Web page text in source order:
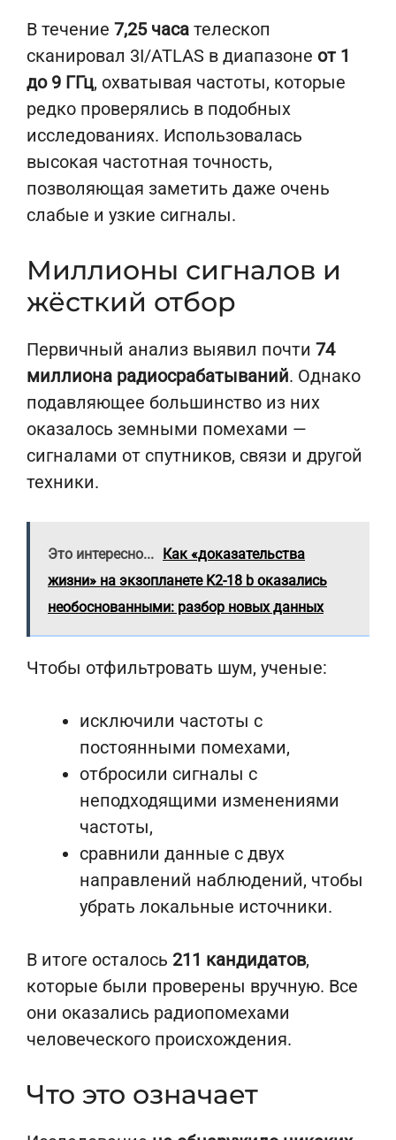
В течение 7,25 часа телескоп
сканировал 3I/ATLAS в диапазоне от 1
до 9 ГГц, охватывая частоты, которые
редко проверялись в подобных
исследованиях. Использовалась
высокая частотная точность,
позволяющая заметить даже очень
слабые и узкие сигналы.
Миллионы сигналов и
жёсткий отбор
Первичный анализ выявил почти 74
миллиона радиосрабатываний. Однако
подавляющее большинство из них
оказалось земными помехами —
сигналами от спутников, связи и другой
техники.
Это интересно... Как «доказательства
жизни» на экзопланете K2-18 b оказались
необоснованными: разбор новых данных
Чтобы отфильтровать шум, ученые:
исключили частоты с
постоянными помехами,
отбросили сигналы с
неподходящими изменениями
частоты,
сравнили данные с двух
направлений наблюдений, чтобы
убрать локальные источники.
В итоге осталось 211 кандидатов,
которые были проверены вручную. Все
они оказались радиопомехами
человеческого происхождения.
Что это означает